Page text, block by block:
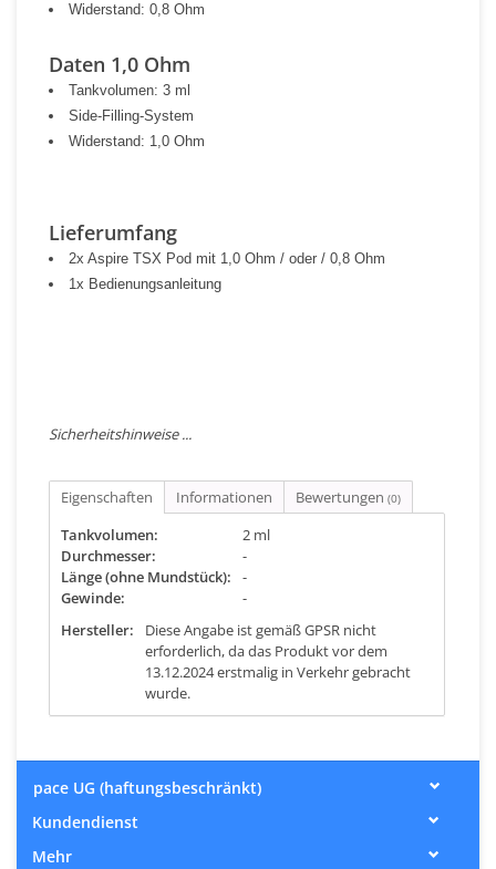
Widerstand: 0,8 Ohm
Daten 1,0 Ohm
Tankvolumen: 3 ml
Side-Filling-System
Widerstand: 1,0 Ohm
Lieferumfang
2x Aspire TSX Pod mit 1,0 Ohm / oder / 0,8 Ohm
1x Bedienungsanleitung
Sicherheitshinweise ...
Eigenschaften Informationen Bewertungen (0)
Tankvolumen:
2 ml
Durchmesser:
-
Länge (ohne Mundstück):
-
Gewinde:
-
Hersteller:
Diese Angabe ist gemäß GPSR nicht
erforderlich, da das Produkt vor dem
13.12.2024 erstmalig in Verkehr gebracht
wurde.
pace UG (haftungsbeschränkt)
Kundendienst
Mehr